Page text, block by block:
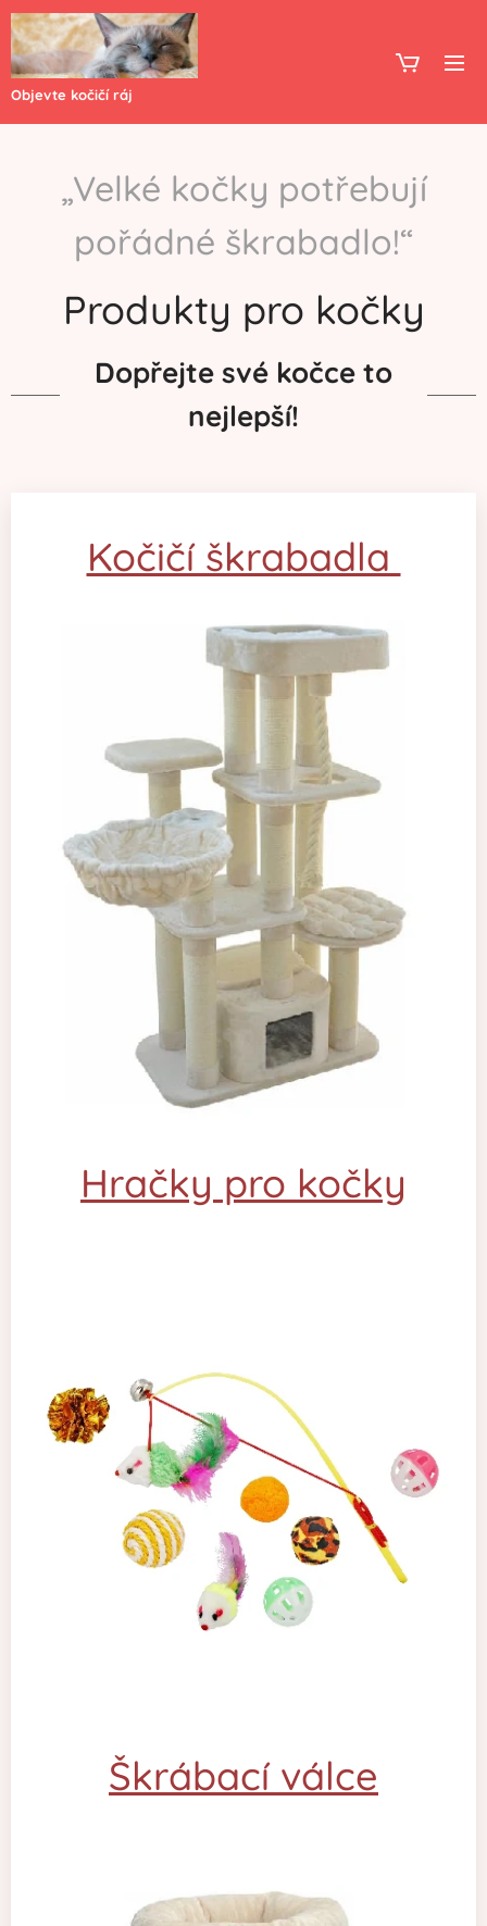
Objevte kočičí ráj
„Velké kočky potřebují
pořádné škrabadlo!“
Produkty pro kočky
Dopřejte své kočce to
nejlepší!
Kočičí škrabadla
Hračky pro kočky
Škrábací válce